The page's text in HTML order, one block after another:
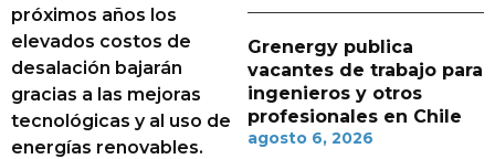
próximos años los
elevados costos de
desalación bajarán
gracias a las mejoras
tecnológicas y al uso de
energías renovables.
Grenergy publica
vacantes de trabajo para
ingenieros y otros
profesionales en Chile
agosto 6, 2026